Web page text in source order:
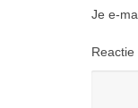
Je e-
Reactie